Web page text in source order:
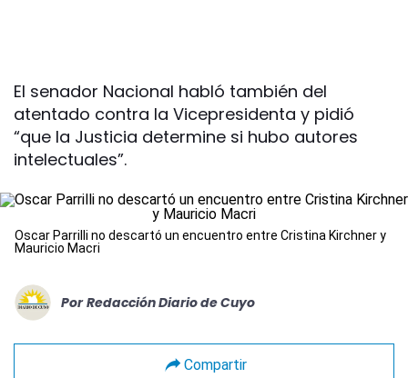
El senador Nacional habló también del
atentado contra la Vicepresidenta y pidió
“que la Justicia determine si hubo autores
intelectuales”.
Oscar Parrilli no descartó un encuentro entre Cristina Kirchner y
Mauricio Macri
Por Redacción Diario de Cuyo
Compartir